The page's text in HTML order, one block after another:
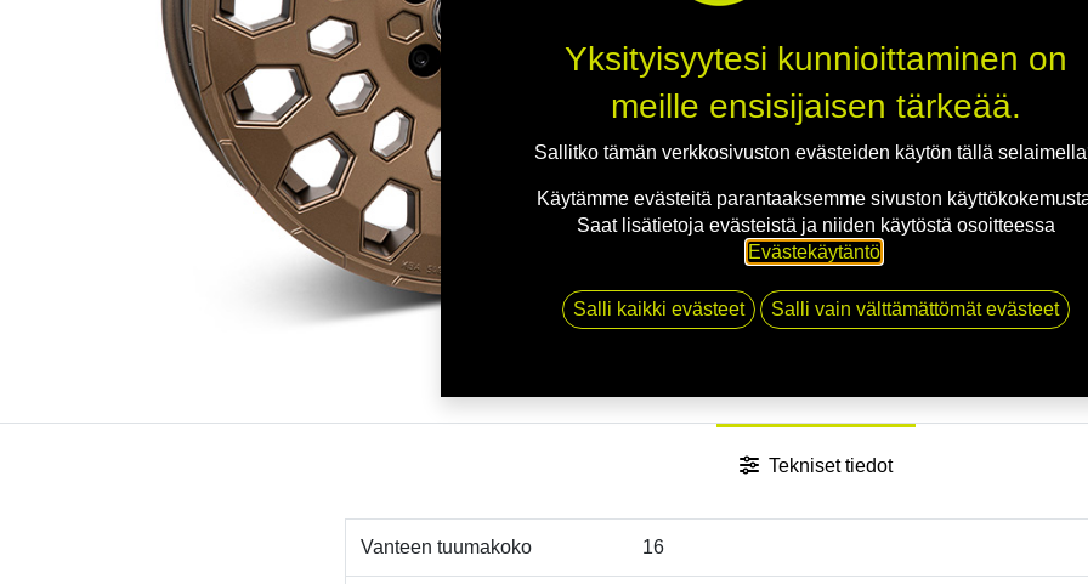
Jaa
Toimitusehdot
Tekniset tiedot
Vanteen tuumakoko 16
Yksityisyytesi kunnioittaminen on
meille ensisijaisen tärkeää.
Sallitko tämän verkkosivuston evästeiden käytön tällä
Käytämme evästeitä parantaaksemme sivuston
Saat lisätietoja evästeistä ja niiden käytöstä osoitteessa
Evästekäytäntö.
Salli kaikki evästeet Salli vain välttämättömät evästeet